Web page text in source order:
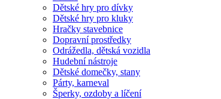
Dětské hry pro dívky
Dětské hry pro kluky
Hračky stavebnice
Dopravní prostředky
Odrážedla, dětská vozidla
Hudební nástroje
Dětské domečky, stany
Párty, karneval
Šperky, ozdoby a líčení